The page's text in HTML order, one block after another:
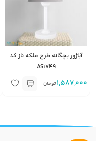
آباژور بچگانه طرح ملکه ناز کد
AS1749
1,587,000 تومان